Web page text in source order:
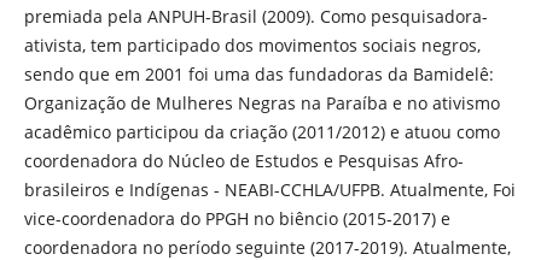
premiada pela ANPUH-Brasil (2009). Como pesquisadora-
ativista, tem participado dos movimentos sociais negros,
sendo que em 2001 foi uma das fundadoras da Bamidelê:
Organização de Mulheres Negras na Paraíba e no ativismo
acadêmico participou da criação (2011/2012) e atuou como
coordenadora do Núcleo de Estudos e Pesquisas Afro-
brasileiros e Indígenas - NEABI-CCHLA/UFPB. Atualmente, Foi
vice-coordenadora do PPGH no biêncio (2015-2017) e
coordenadora no período seguinte (2017-2019). Atualmente,